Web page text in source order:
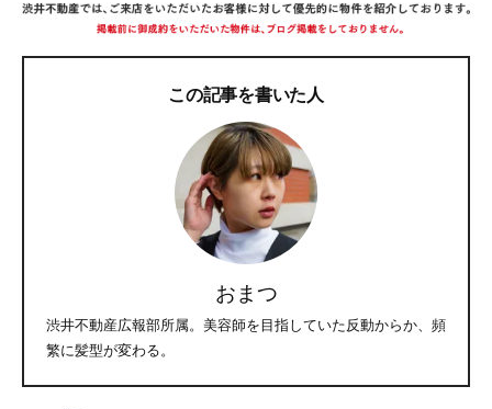
この記事を書いた人
おまつ
渋井不動産広報部所属。美容師を目指していた反動からか、頻
繁に髪型が変わる。